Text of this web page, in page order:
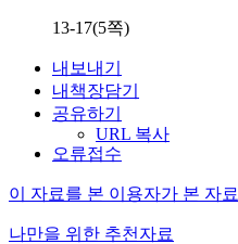
13-17(5쪽)
내보내기
내책장담기
공유하기
URL 복사
오류접수
이 자료를 본 이용자가 본 자료
나만을 위한 추천자료